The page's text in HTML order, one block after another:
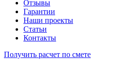
Отзывы
Гарантии
Наши проекты
Статьи
Контакты
Получить расчет по смете